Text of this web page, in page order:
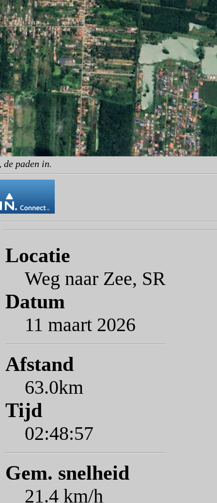
de paden in.
Locatie
Weg naar Zee, SR
Datum
11 maart 2026
Afstand
63.0km
Tijd
02:48:57
Gem. snelheid
21.4 km/h